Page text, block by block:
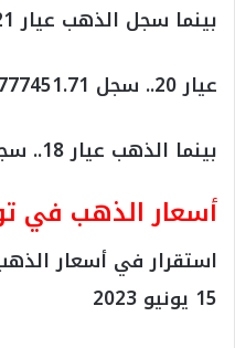
بينما سجل الذهب عيار 21.. 816429.74 ليرة لبنانية
عيار 20.. سجل 777451.71 ليرة لبنانية
بينما الذهب عيار 18.. سجل 699710.14 ليرة لبنانية
أسعار الذهب في
استقرار في أسعار
15 يونيو 2023